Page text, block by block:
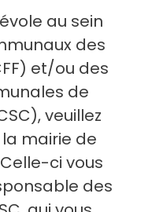
SUITE
publiés sur le
site. Aucun
on promet !
au sein
des
et/ou des
de
veuillez
mairie de
ci vous
des